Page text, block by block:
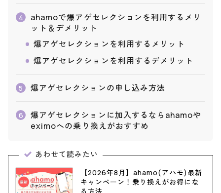
4
ahamoで爆アゲセレクションを利用するメリ
ット＆デメリット
爆アゲセレクションを利用するメリット
爆アゲセレクションを利用するデメリット
5 爆アゲセレクションの申し込み方法
6
爆アゲセレクションに加入するならahamoや
eximoへの乗り換えがおすすめ
あわせて読みたい
【2026年8月】ahamo(アハモ)最新
キャンペーン！乗り換えがお得にな